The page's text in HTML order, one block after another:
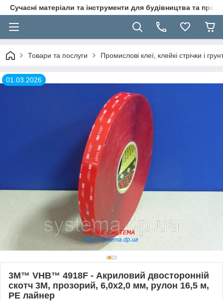
Сучасні матеріали та інструменти для будівництва та
Товари та послуги Промислові клеї, клейкі стрічки і
01.03.2026
3M™ VHB™ 4918F - Акриловий двосторонній
скотч 3М, прозорий, 6,0х2,0 мм, рулон 16,5 м,
PE лайнер